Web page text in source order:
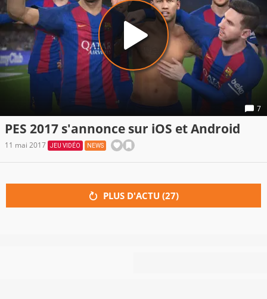
7
PES 2017 s'annonce sur iOS et Android
11 mai 2017 JEU VIDÉO NEWS
PLUS D'ACTU (27)